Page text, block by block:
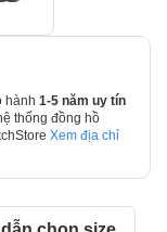
hành 1-5 năm uy tín
thống đồng hồ
Xem địa chỉ